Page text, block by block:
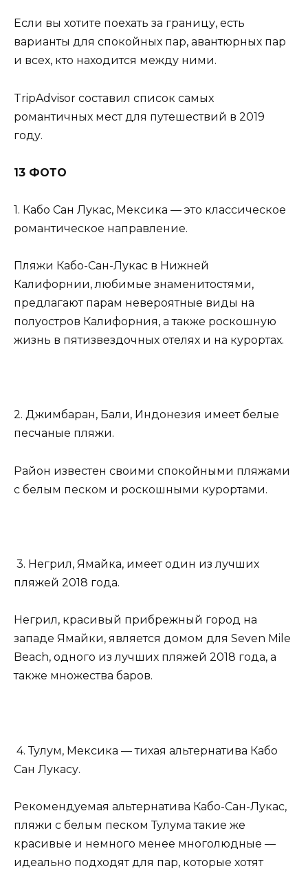
Если вы хотите поехать за границу, есть
варианты для спокойных пар, авантюрных пар
и всех, кто находится между ними.
TripAdvisor составил список самых
романтичных мест для путешествий в 2019
году.
13 ФОТО
1. Кабо Сан Лукас, Мексика — это классическое
романтическое направление.
Пляжи Кабо-Сан-Лукас в Нижней
Калифорнии, любимые знаменитостями,
предлагают парам невероятные виды на
полуостров Калифорния, а также роскошную
жизнь в пятизвездочных отелях и на курортах.
2. Джимбаран, Бали, Индонезия имеет белые
песчаные пляжи.
Район известен своими спокойными пляжами
с белым песком и роскошными курортами.
3. Негрил, Ямайка, имеет один из лучших
пляжей 2018 года.
Негрил, красивый прибрежный город на
западе Ямайки, является домом для Seven Mile
Beach, одного из лучших пляжей 2018 года, а
также множества баров.
4. Тулум, Мексика — тихая альтернатива Кабо
Сан Лукасу.
Рекомендуемая альтернатива Кабо-Сан-Лукас,
пляжи с белым песком Тулума такие же
красивые и немного менее многолюдные —
идеально подходят для пар, которые хотят